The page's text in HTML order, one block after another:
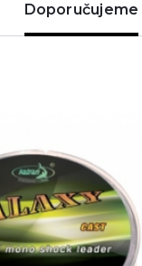
Doporučujeme